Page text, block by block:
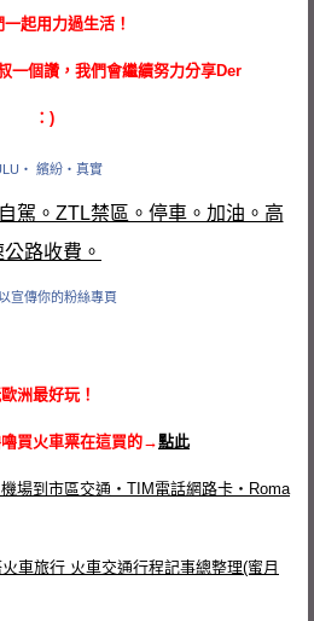
起用力過生活！
一個讚，我們會繼續努力分享Der
：)
繽紛‧真實
宣傳你的粉絲專頁
洲最好玩！
買火車票在這買的→點此
場到市區交通‧TIM電話網路卡‧Roma
車旅行 火車交通行程記事總整理(蜜月